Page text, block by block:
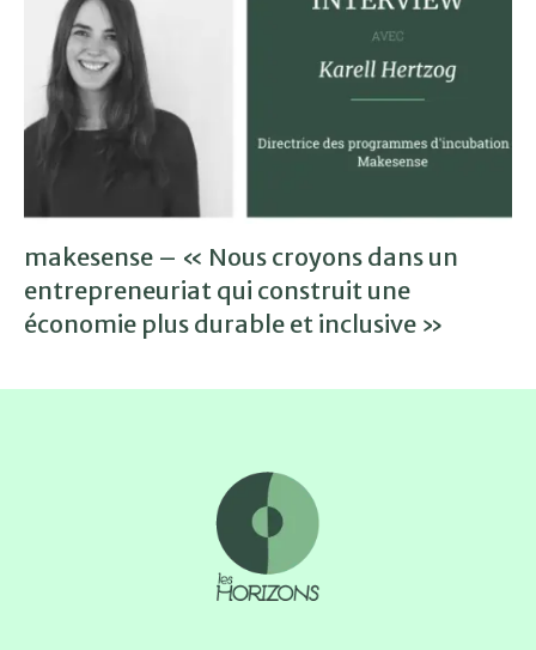
makesense – « Nous croyons dans un
entrepreneuriat qui construit une
économie plus durable et inclusive »